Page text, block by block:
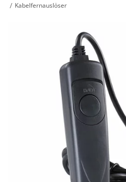
Kabelfernauslöser